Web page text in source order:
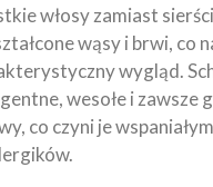
włosy zamiast
wąsy i brwi, co
wygląd.
wesołe i zawsze
co czyni je